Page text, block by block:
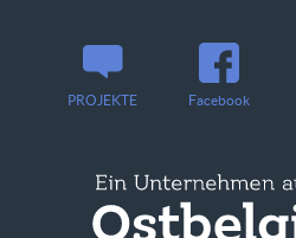
PROJEKTE Facebook